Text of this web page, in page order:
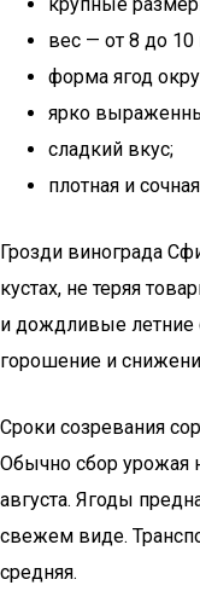
вес — от 8 до 10
форма ягод
ярко
сладкий вкус;
плотная и
Грозди винограда
кустах, не теряя
и дождливые
горошение и
Сроки созревания
Обычно сбор урожая
августа. Ягоды
свежем виде.
средняя.